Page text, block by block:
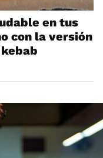
en tus
con la versión